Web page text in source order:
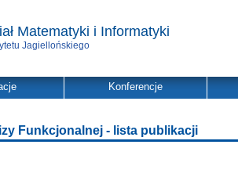
Matematyki i Informatyki
Jagiellońskiego
Konferencje
Funkcjonalnej - lista publikacji